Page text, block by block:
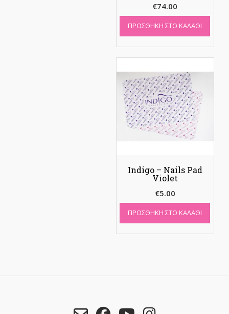
€74.00
ΠΡΟΣΘΉΚΗ ΣΤΟ ΚΑΛΆΘΙ
Indigo – Nails Pad
Violet
€5.00
ΠΡΟΣΘΉΚΗ ΣΤΟ ΚΑΛΆΘΙ